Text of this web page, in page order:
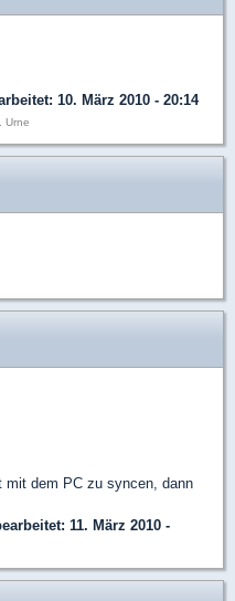
10. März 2010 - 20:14
Urne
mit dem PC zu syncen, dann
11. März 2010 -